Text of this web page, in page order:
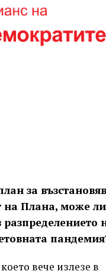
за
на Плана, може ли
вече излезе в